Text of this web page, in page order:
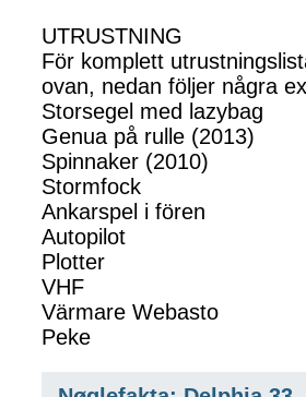
UTRUSTNING
För komplett
ovan, nedan följer några
Storsegel med lazybag
Genua på rulle (2013)
Spinnaker (2010)
Stormfock
Ankarspel i fören
Autopilot
Plotter
VHF
Värmare Webasto
Peke